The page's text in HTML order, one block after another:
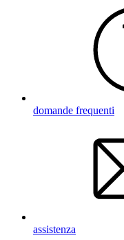
domande frequenti
assistenza